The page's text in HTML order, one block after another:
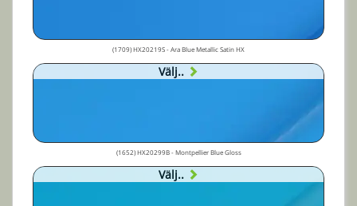
(1709) HX20219S - Ara Blue Metallic Satin HX
Välj..
(1652) HX20299B - Montpellier Blue Gloss
Välj..